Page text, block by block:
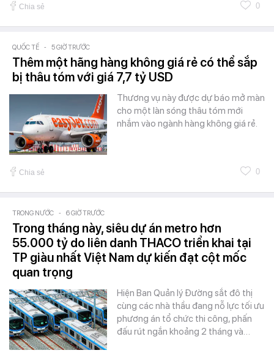
Chia sẻ 0
QUỐC TẾ - 5 GIỜ TRƯỚC
Thêm một hãng hàng không giá rẻ có thể sắp
bị thâu tóm với giá 7,7 tỷ USD
Thương vụ này được dự báo mở màn
cho một làn sóng thâu tóm mới
nhắm vào ngành hàng không giá rẻ.
Chia sẻ 0
TRONG NƯỚC - 6 GIỜ TRƯỚC
Trong tháng này, siêu dự án metro hơn
55.000 tỷ do liên danh THACO triển khai tại
TP giàu nhất Việt Nam dự kiến đạt cột mốc
quan trọng
Hiện Ban Quản lý Đường sắt đô thị
cùng các nhà thầu đang nỗ lực tối ưu
phương án tổ chức thi công, phấn
đấu rút ngắn khoảng 2 tháng và…